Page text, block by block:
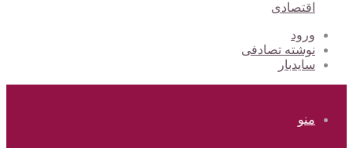
اقتصادی
ورود
نوشته تصادفی
سایدبار
منو